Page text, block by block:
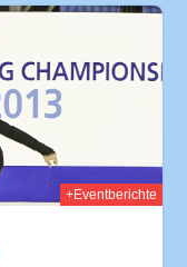
+Eventberichte